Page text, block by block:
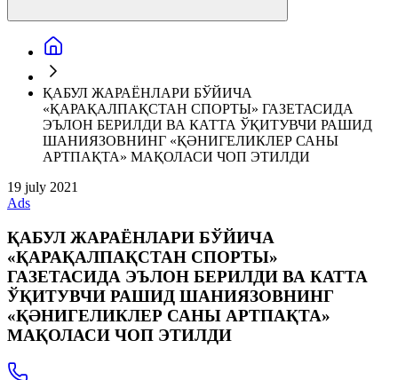
ҚАБУЛ ЖАРАЁНЛАРИ БЎЙИЧА
«ҚАРАҚАЛПАҚСТАН СПОРТЫ» ГАЗЕТАСИДА
ЭЪЛОН БЕРИЛДИ ВА КАТТА ЎҚИТУВЧИ РАШИД
ШАНИЯЗОВНИНГ «ҚӘНИГЕЛИКЛЕР САНЫ
АРТПАҚТА» МАҚОЛАСИ ЧОП ЭТИЛДИ
19 july 2021
Ads
ҚАБУЛ ЖАРАЁНЛАРИ БЎЙИЧА
«ҚАРАҚАЛПАҚСТАН СПОРТЫ»
ГАЗЕТАСИДА ЭЪЛОН БЕРИЛДИ ВА КАТТА
ЎҚИТУВЧИ РАШИД ШАНИЯЗОВНИНГ
«ҚӘНИГЕЛИКЛЕР САНЫ АРТПАҚТА»
МАҚОЛАСИ ЧОП ЭТИЛДИ